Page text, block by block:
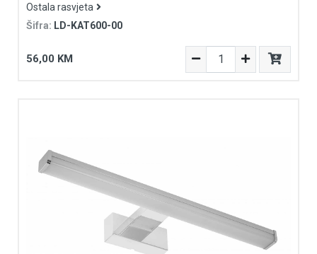
Ostala rasvjeta
Šifra: LD-KAT600-00
56,00 KM